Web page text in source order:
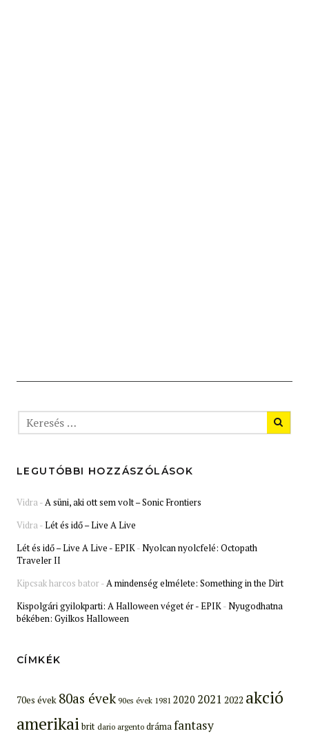
LEGUTÓBBI HOZZÁSZÓLÁSOK
Vidra-A süni, aki ott sem volt – Sonic Frontiers
Vidra-Lét és idő – Live A Live
Lét és idő – Live A Live - EPIK-Nyolcan nyolcfelé: Octopath
Traveler II
Kipcsak harcos bator-A mindenség elmélete: Something in the Dirt
Kispolgári gyilokparti: A Halloween véget ér - EPIK-Nyugodhatna
békében: Gyilkos Halloween
CÍMKÉK
70es évek 80as évek 90es évek 1981 2020 2021 2022 akció
amerikaibrit dario argento drámafantasy